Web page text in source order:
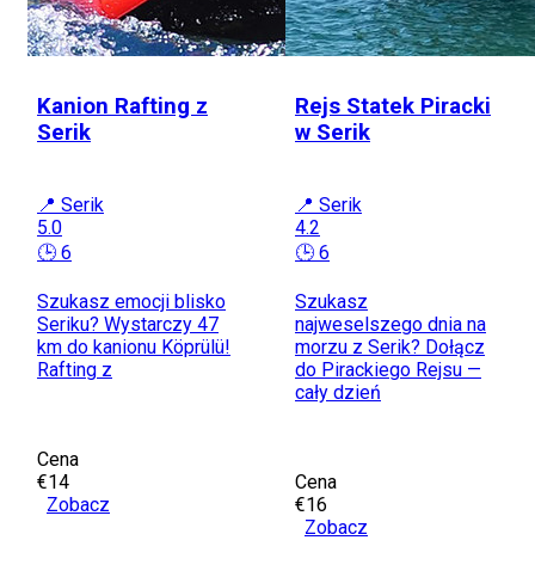
Kanion Rafting z
Serik
📍 Serik
5.0
🕒 6
Szukasz emocji blisko
Seriku? Wystarczy 47
km do kanionu Köprülü!
Rafting z
Cena
€14
Zobacz
Rejs Statek Piracki
w Serik
📍 Serik
4.2
🕒 6
Szukasz
najweselszego dnia na
morzu z Serik? Dołącz
do Pirackiego Rejsu —
cały dzień
Cena
€16
Zobacz